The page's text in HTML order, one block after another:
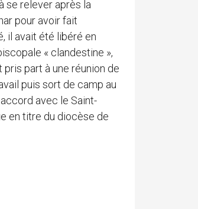
se relever après la
pour avoir fait
il avait été libéré en
« clandestine »,
part à une réunion de
puis sort de camp au
avec le Saint-
en titre du diocèse de